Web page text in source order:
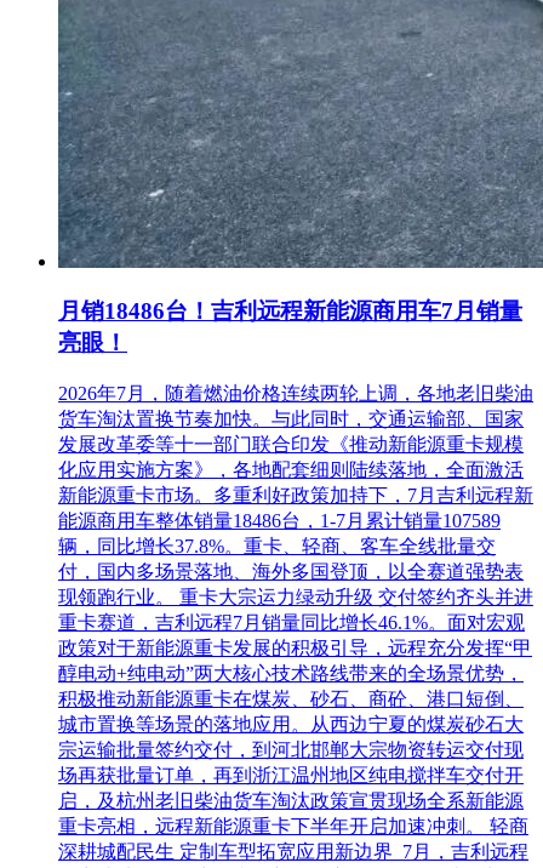
月销18486台！吉利远程新能源商用车7月销量
亮眼！
2026年7月，随着燃油价格连续两轮上调，各地老旧柴油
货车淘汰置换节奏加快。与此同时，交通运输部、国家
发展改革委等十一部门联合印发《推动新能源重卡规模
化应用实施方案》，各地配套细则陆续落地，全面激活
新能源重卡市场。多重利好政策加持下，7月吉利远程新
能源商用车整体销量18486台，1-7月累计销量107589
辆，同比增长37.8%。重卡、轻商、客车全线批量交
付，国内多场景落地、海外多国登顶，以全赛道强势表
现领跑行业。 重卡大宗运力绿动升级 交付签约齐头并进
重卡赛道，吉利远程7月销量同比增长46.1%。面对宏观
政策对于新能源重卡发展的积极引导，远程充分发挥“甲
醇电动+纯电动”两大核心技术路线带来的全场景优势，
积极推动新能源重卡在煤炭、砂石、商砼、港口短倒、
城市置换等场景的落地应用。从西边宁夏的煤炭砂石大
宗运输批量签约交付，到河北邯郸大宗物资转运交付现
场再获批量订单，再到浙江温州地区纯电搅拌车交付开
启，及杭州老旧柴油货车淘汰政策宣贯现场全系新能源
重卡亮相，远程新能源重卡下半年开启加速冲刺。 轻商
深耕城配民生 定制车型拓宽应用新边界 7月，吉利远程